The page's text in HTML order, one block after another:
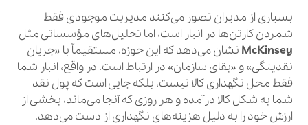
بسیاری از مدیران تصور می‌کنند مدیریت موجودی فقط
شمردن کارتن‌ها در انبار است، اما تحلیل‌های مؤسساتی مثل
McKinsey نشان می‌دهد که این حوزه، مستقیماً با «جریان
نقدینگی» و «بقای سازمان» در ارتباط است. در واقع، انبار شما
فقط محل نگهداری کالا نیست، بلکه جایی است که پول نقد
شما به شکل کالا درآمده و هر روزی که آنجا می‌ماند، بخشی از
ارزش خود را به دلیل هزینه‌های نگهداری از دست می‌دهد.